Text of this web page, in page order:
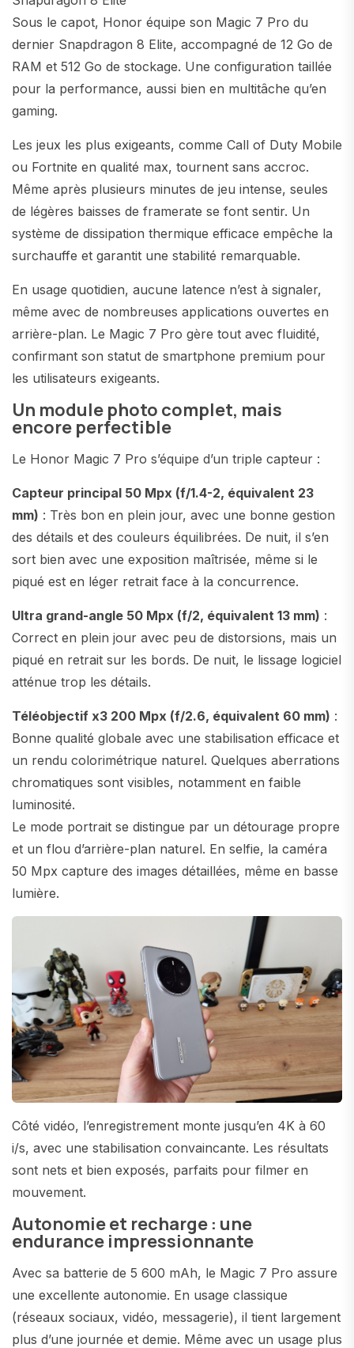
Sous le capot, Honor équipe son Magic 7 Pro du
dernier Snapdragon 8 Elite, accompagné de 12 Go de
RAM et 512 Go de stockage. Une configuration taillée
pour la performance, aussi bien en multitâche qu’en
gaming.
Les jeux les plus exigeants, comme Call of Duty Mobile
ou Fortnite en qualité max, tournent sans accroc.
Même après plusieurs minutes de jeu intense, seules
de légères baisses de framerate se font sentir. Un
système de dissipation thermique efficace empêche la
surchauffe et garantit une stabilité remarquable.
En usage quotidien, aucune latence n’est à signaler,
même avec de nombreuses applications ouvertes en
arrière-plan. Le Magic 7 Pro gère tout avec fluidité,
confirmant son statut de smartphone premium pour
les utilisateurs exigeants.
Un module photo complet, mais
encore perfectible
Le Honor Magic 7 Pro s’équipe d’un triple capteur :
Capteur principal 50 Mpx (f/1.4-2, équivalent 23
mm) : Très bon en plein jour, avec une bonne gestion
des détails et des couleurs équilibrées. De nuit, il s’en
sort bien avec une exposition maîtrisée, même si le
piqué est en léger retrait face à la concurrence.
Ultra grand-angle 50 Mpx (f/2, équivalent 13 mm) :
Correct en plein jour avec peu de distorsions, mais un
piqué en retrait sur les bords. De nuit, le lissage logiciel
atténue trop les détails.
Téléobjectif x3 200 Mpx (f/2.6, équivalent 60 mm) :
Bonne qualité globale avec une stabilisation efficace et
un rendu colorimétrique naturel. Quelques aberrations
chromatiques sont visibles, notamment en faible
luminosité.
Le mode portrait se distingue par un détourage propre
et un flou d’arrière-plan naturel. En selfie, la caméra
50 Mpx capture des images détaillées, même en basse
lumière.
Côté vidéo, l’enregistrement monte jusqu’en 4K à 60
i/s, avec une stabilisation convaincante. Les résultats
sont nets et bien exposés, parfaits pour filmer en
mouvement.
Autonomie et recharge : une
endurance impressionnante
Avec sa batterie de 5 600 mAh, le Magic 7 Pro assure
une excellente autonomie. En usage classique
(réseaux sociaux, vidéo, messagerie), il tient largement
plus d’une journée et demie. Même avec un usage plus